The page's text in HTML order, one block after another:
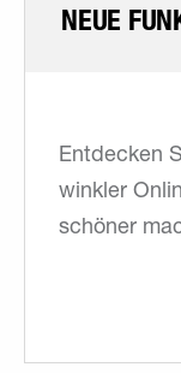
NEUE
Entdecken
winkler
schöner